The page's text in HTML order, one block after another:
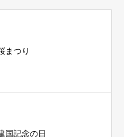
まつり
国記念の日